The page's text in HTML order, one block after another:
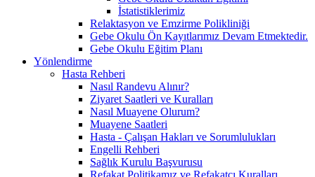
İstatistiklerimiz
Relaktasyon ve Emzirme Polikliniği
Gebe Okulu Ön Kayıtlarımız Devam Etmektedir.
Gebe Okulu Eğitim Planı
Yönlendirme
Hasta Rehberi
Nasıl Randevu Alınır?
Ziyaret Saatleri ve Kuralları
Nasıl Muayene Olurum?
Muayene Saatleri
Hasta - Çalışan Hakları ve Sorumlulukları
Engelli Rehberi
Sağlık Kurulu Başvurusu
Refakat Politikamız ve Refakatçı Kuralları